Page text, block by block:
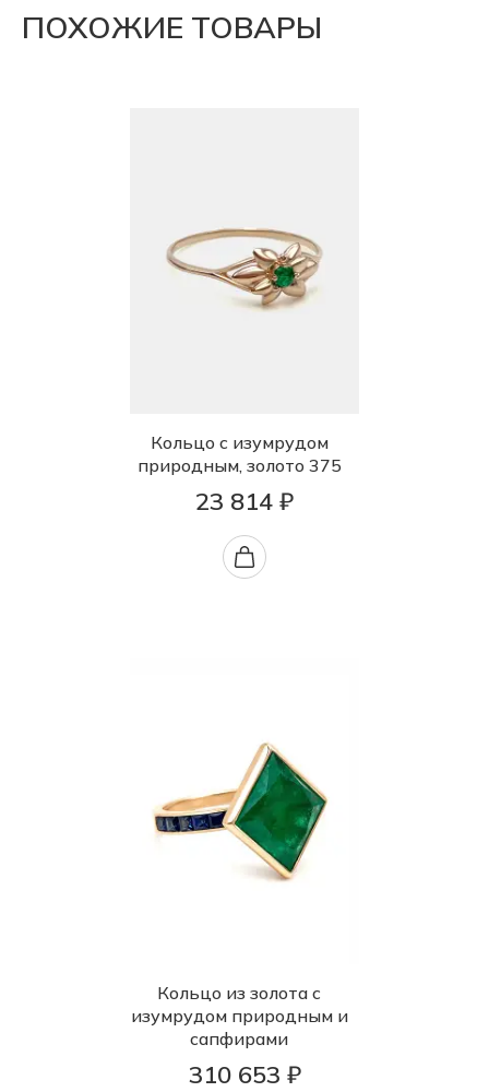
ПОХОЖИЕ ТОВАРЫ
Кольцо с изумрудом
природным, золото 375
23 814 ₽
Кольцо из золота с
изумрудом природным и
сапфирами
310 653 ₽